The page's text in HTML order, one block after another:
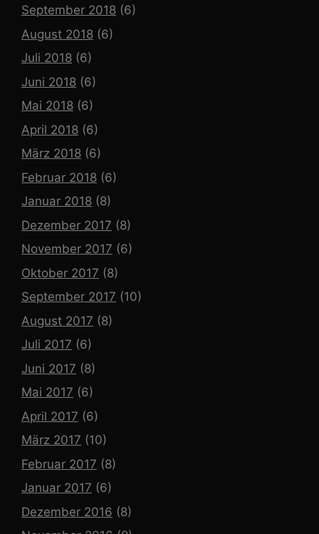
September 2018 (6)
August 2018 (6)
Juli 2018 (6)
Juni 2018 (6)
Mai 2018 (6)
April 2018 (6)
März 2018 (6)
Februar 2018 (6)
Januar 2018 (8)
Dezember 2017 (8)
November 2017 (6)
Oktober 2017 (8)
September 2017 (10)
August 2017 (8)
Juli 2017 (6)
Juni 2017 (8)
Mai 2017 (6)
April 2017 (6)
März 2017 (10)
Februar 2017 (8)
Januar 2017 (6)
Dezember 2016 (8)